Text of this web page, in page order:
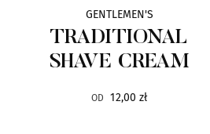
GENTLEMEN'S
TRADITIONAL
SHAVE CREAM
OD 12,00 zł